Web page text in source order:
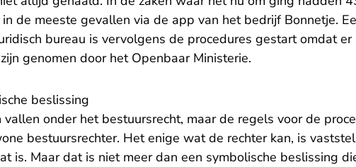
in de meeste gevallen via de app van het bedrijf Bonnetje.
bureau is vervolgens de procedures gestart omdat
genomen door het Openbaar Ministerie.
beslissing
vallen onder het bestuursrecht, maar de regels voor de
bestuursrechter. Het enige wat de rechter kan, is
is. Maar dat is niet meer dan een symbolische beslissing